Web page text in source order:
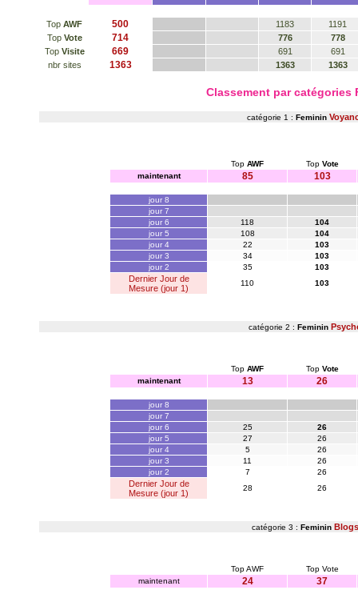
Top AWF 500 1183
1191
Top Vote 714 776
778
Top Visite 669 691
691
nbr sites
1363 1363 1363
Classement par
catégorie 1 : Feminin
Top AWF Top Vote
maintenant
85 103
jour 8
jour 7
jour 6
118
104
jour 5
108
104
jour 4
22
103
jour 3
34
103
jour 2
35 103
Dernier Jour de
Mesure (jour 1)
110 103
catégorie 2 : Feminin
Top AWF Top Vote
maintenant
13 26
jour 8
jour 7
jour 6
25
26
jour 5
27
26
jour 4
5
26
jour 3
11
26
jour 2
7 26
Dernier Jour de
Mesure (jour 1)
28 26
catégorie 3 : Feminin Blogs
Top AWF
Top Vote
maintenant
24 37